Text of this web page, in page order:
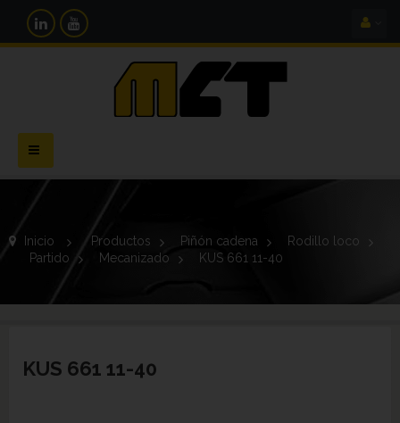
Navegación
Toggle
Inicio > Productos > Piñón cadena >
Rodillo loco
Partido > Mecanizado > KUS 661 11-40
KUS 661 11-40